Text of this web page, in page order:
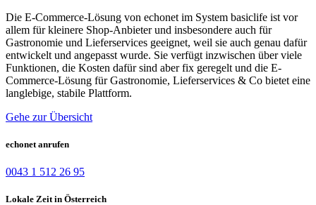
Die E-Commerce-Lösung von echonet im System basiclife ist vor
allem für kleinere Shop-Anbieter und insbesondere auch für
Gastronomie und Lieferservices geeignet, weil sie auch genau dafür
entwickelt und angepasst wurde. Sie verfügt inzwischen über viele
Funktionen, die Kosten dafür sind aber fix geregelt und die E-
Commerce-Lösung für Gastronomie, Lieferservices & Co bietet eine
langlebige, stabile Plattform.
Gehe zur Übersicht
echonet anrufen
0043 1 512 26 95
Lokale Zeit in Österreich